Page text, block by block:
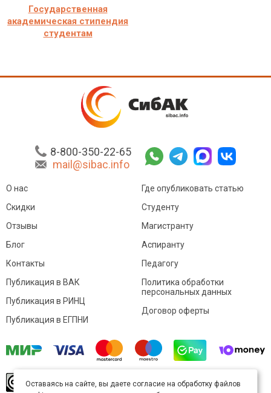
Государственная
академическая стипендия
студентам
8-800-350-22-65
mail@sibac.info
О нас
Скидки
Отзывы
Блог
Контакты
Где опубликовать статью
Студенту
Магистранту
Аспиранту
Педагогу
Публикация в ВАК
Публикация в РИНЦ
Публикация в ЕГПНИ
Политика обработки
персональных данных
Договор оферты
произведение доступно полицензии Creative
Оставаясь на сайте, вы даете согласие на обработку файлов